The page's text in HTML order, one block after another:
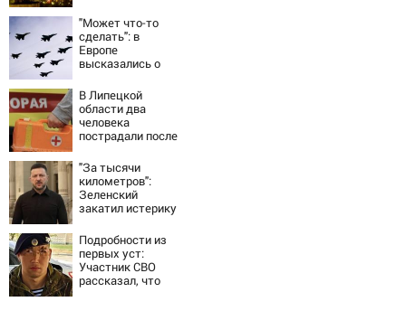
крах режима
Зеленского
"Может что-то
сделать": в
Европе
высказались о
В Липецкой
области два
человека
пострадали после
"За тысячи
километров":
Зеленский
закатил истерику
ночного удара
Подробности из
первых уст:
Участник СВО
рассказал, что